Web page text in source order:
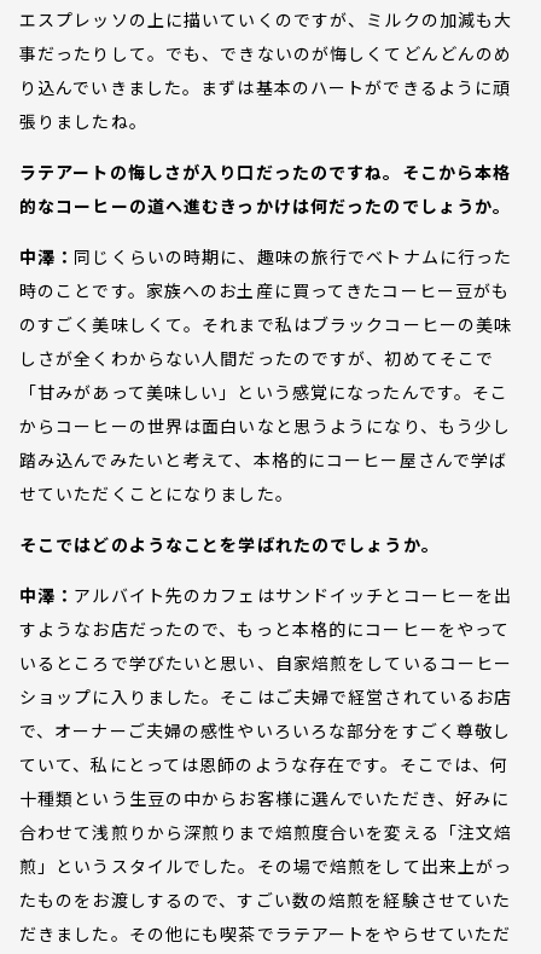
エスプレッソの上に描いていくのですが、ミルクの加減も大
事だったりして。でも、できないのが悔しくてどんどんのめ
り込んでいきました。まずは基本のハートができるように頑
張りましたね。
ラテアートの悔しさが入り口だったのですね。そこから本格
的なコーヒーの道へ進むきっかけは何だったのでしょうか。
中澤： 同じくらいの時期に、趣味の旅行でベトナムに行った
時のことです。家族へのお土産に買ってきたコーヒー豆がも
のすごく美味しくて。それまで私はブラックコーヒーの美味
しさが全くわからない人間だったのですが、初めてそこで
「甘みがあって美味しい」という感覚になったんです。そこ
からコーヒーの世界は面白いなと思うようになり、もう少し
踏み込んでみたいと考えて、本格的にコーヒー屋さんで学ば
せていただくことになりました。
そこではどのようなことを学ばれたのでしょうか。
中澤： アルバイト先のカフェはサンドイッチとコーヒーを出
すようなお店だったので、もっと本格的にコーヒーをやって
いるところで学びたいと思い、自家焙煎をしているコーヒー
ショップに入りました。そこはご夫婦で経営されているお店
で、オーナーご夫婦の感性やいろいろな部分をすごく尊敬し
ていて、私にとっては恩師のような存在です。そこでは、何
十種類という生豆の中からお客様に選んでいただき、好みに
合わせて浅煎りから深煎りまで焙煎度合いを変える「注文焙
煎」というスタイルでした。その場で焙煎をして出来上がっ
たものをお渡しするので、すごい数の焙煎を経験させていた
だきました。その他にも喫茶でラテアートをやらせていただ